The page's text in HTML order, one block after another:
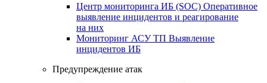
Центр мониторинга ИБ (SOC) Оперативное
выявление инцидентов и реагирование
на них
Мониторинг АСУ ТП Выявление
инцидентов ИБ
Предупреждение атак